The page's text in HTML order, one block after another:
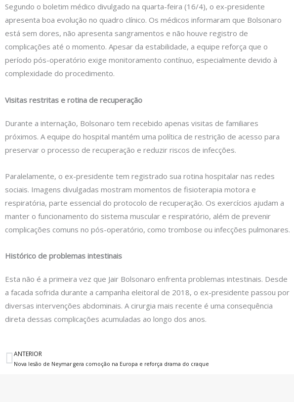
Segundo o boletim médico divulgado na quarta-feira (16/4), o ex-presidente
apresenta boa evolução no quadro clínico. Os médicos informaram que Bolsonaro
está sem dores, não apresenta sangramentos e não houve registro de
complicações até o momento. Apesar da estabilidade, a equipe reforça que o
período pós-operatório exige monitoramento contínuo, especialmente devido à
complexidade do procedimento.
Visitas restritas e rotina de recuperação
Durante a internação, Bolsonaro tem recebido apenas visitas de familiares
próximos. A equipe do hospital mantém uma política de restrição de acesso para
preservar o processo de recuperação e reduzir riscos de infecções.
Paralelamente, o ex-presidente tem registrado sua rotina hospitalar nas redes
sociais. Imagens divulgadas mostram momentos de fisioterapia motora e
respiratória, parte essencial do protocolo de recuperação. Os exercícios ajudam a
manter o funcionamento do sistema muscular e respiratório, além de prevenir
complicações comuns no pós-operatório, como trombose ou infecções pulmonares.
Histórico de problemas intestinais
Esta não é a primeira vez que Jair Bolsonaro enfrenta problemas intestinais. Desde
a facada sofrida durante a campanha eleitoral de 2018, o ex-presidente passou por
diversas intervenções abdominais. A cirurgia mais recente é uma consequência
direta dessas complicações acumuladas ao longo dos anos.
Anterior
ANTERIOR
Nova lesão de Neymar gera comoção na Europa e reforça drama do craque